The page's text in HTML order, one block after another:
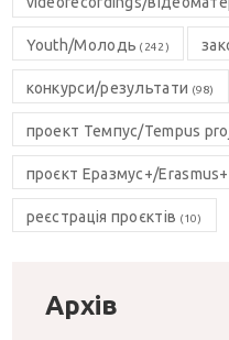
Youth/Молодь (242)
конкурси/результати (98)
проект Темпус/Tempus
проєкт Еразмус+/
реєстрація проєктів (10)
Архів